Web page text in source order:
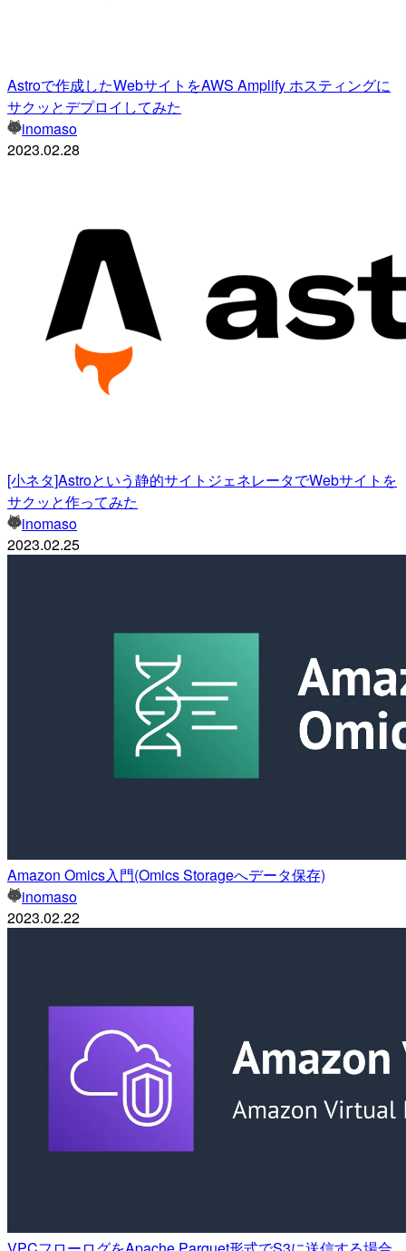
Astroで作成したWebサイトをAWS Amplify ホスティングに
サクッとデプロイしてみた
inomaso
2023.02.28
[小ネタ]Astroという静的サイトジェネレータでWebサイトを
サクッと作ってみた
inomaso
2023.02.25
Amazon Omics入門(Omics Storageへデータ保存)
inomaso
2023.02.22